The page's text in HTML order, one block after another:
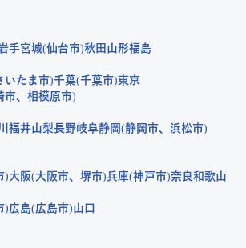
手宮城 仙台市 秋田 山形福島
いたま市 千葉 千葉市 東京
市
相模原市
福井山梨長野岐阜静岡 静岡市
浜松市
大阪 大阪市 堺市 兵庫 神戸市 奈良和歌山
広島 広島市 山口